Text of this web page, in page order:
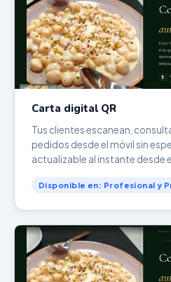
Carta digital QR
Tus clientes escanean,
pedidos desde el móvil sin
actualizable al instante desde
Disponible en: Profesional y